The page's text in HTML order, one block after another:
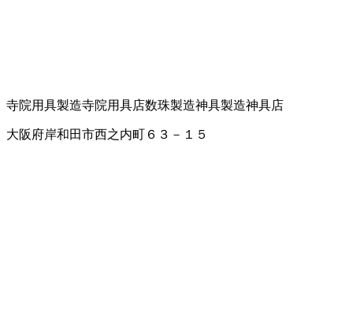
寺院用具製造寺院用具店数珠製造神具製造神具店
大阪府岸和田市西之内町６３－１５